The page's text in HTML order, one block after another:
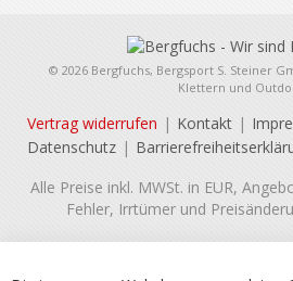
© 2026 Bergfuchs, Bergsport S. Steiner
Klettern und
Vertrag widerrufen Kontakt
Datenschutz
Alle Preise inkl. MWSt. in EUR,
Fehler, Irrtümer und